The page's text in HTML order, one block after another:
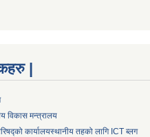
|
विकास मन्त्रालय
कार्यालयस्थानीय तहको लागि ICT ब्लग